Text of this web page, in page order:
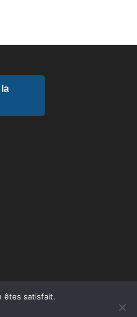
êtes satisfait.